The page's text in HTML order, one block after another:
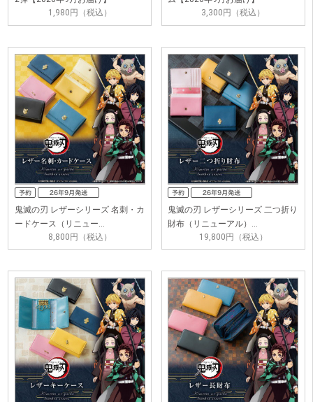
1,980円（税込）
3,300円（税込）
鬼滅の刃 レザーシリーズ 名刺・カ
ードケース（リニュー…
8,800円（税込）
鬼滅の刃 レザーシリーズ 二つ折り
財布（リニューアル）…
19,800円（税込）